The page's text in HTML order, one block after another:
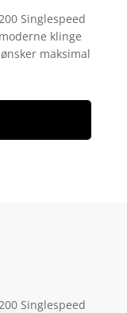
Singlespeed
klinge
maksimal
Singlespeed